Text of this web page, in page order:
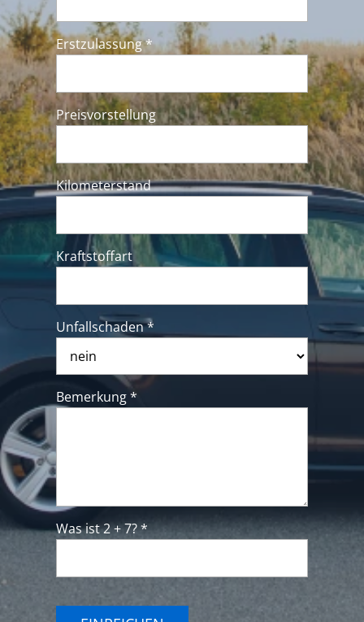
Erstzulassung *
Preisvorstellung
Kilometerstand
Kraftstoffart
Unfallschaden *
Bemerkung *
Was ist 2 + 7? *